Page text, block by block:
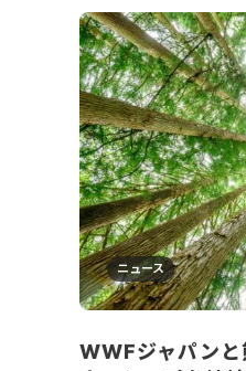
ニュース
WWFジャパンと